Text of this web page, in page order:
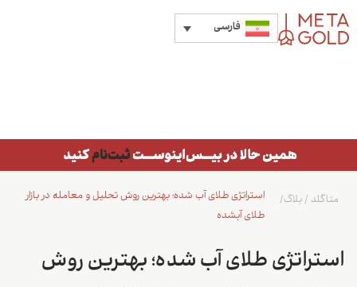
فارسی
استراتژی طلای آب شده؛ بهترین روش تحلیل و معامله در بازار
طلای آبشده
متاگلد /بلاگ/
استراتژی طلای آب شده؛ بهترین روش